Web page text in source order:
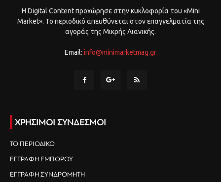
Η Digital Content προχώρησε στην κυκλοφορία του «Mini
Market». Το περιοδικό απευθύνεται στον επαγγελματία της
αγοράς της Μικρής Λιανικής.
Email: info@minimarketmag.gr
ΧΡΗΣΙΜΟΙ ΣΥΝΔΕΣΜΟΙ
ΤΟ ΠΕΡΙΟΔΙΚΟ
ΕΓΓΡΑΦΗ ΕΜΠΟΡΟΥ
ΕΓΓΡΑΦΗ ΣΥΝΔΡΟΜΗΤΗ